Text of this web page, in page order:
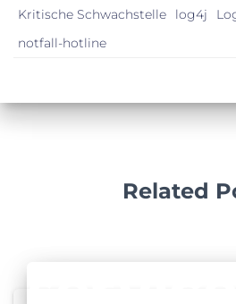
Kritische Schwachstelle log4j
notfall-hotline
Related